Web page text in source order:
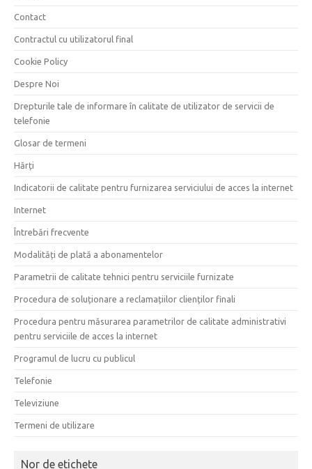
Contact
Contractul cu utilizatorul final
Cookie Policy
Despre Noi
Drepturile tale de informare în calitate de utilizator de servicii de
telefonie
Glosar de termeni
Hărți
Indicatorii de calitate pentru furnizarea serviciului de acces la internet
Internet
Întrebări frecvente
Modalități de plată a abonamentelor
Parametrii de calitate tehnici pentru serviciile furnizate
Procedura de soluționare a reclamațiilor clienților finali
Procedura pentru măsurarea parametrilor de calitate administrativi
pentru serviciile de acces la internet
Programul de lucru cu publicul
Telefonie
Televiziune
Termeni de utilizare
Nor de etichete